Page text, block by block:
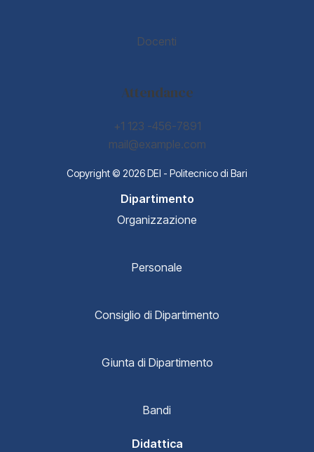
Docenti
Attendance
+1 123 -456-7891
mail@example.com
Copyright © 2026 DEI - Politecnico di Bari
Dipartimento
Organizzazione
Personale
Consiglio di Dipartimento
Giunta di Dipartimento
Bandi
Didattica